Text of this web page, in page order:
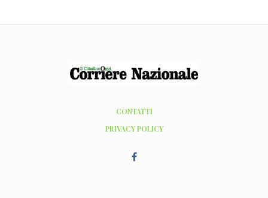
CONTATTI
PRIVACY POLICY